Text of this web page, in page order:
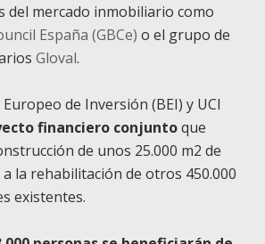
del mercado inmobiliario como
España (GBCe) o el grupo de
Gloval.
de Inversión (BEI) y UCI
financiero conjuntoque
de unos 25.000 m2 de
la rehabilitación de otros 450.000
existentes.